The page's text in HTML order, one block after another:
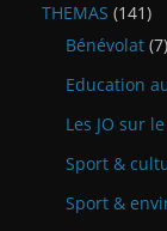
THEMAS (141)
Bénévolat (7)
Education
Les JO sur
Sport &
Sport &